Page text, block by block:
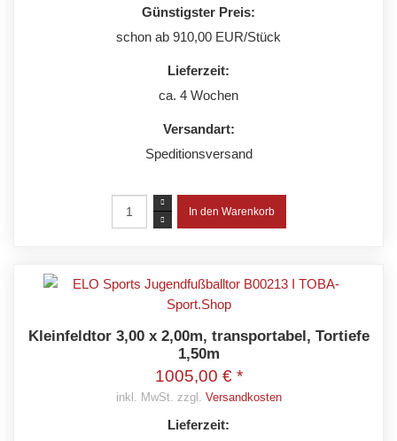
Günstigster Preis:
schon ab 910,00 EUR/Stück
Lieferzeit:
ca. 4 Wochen
Versandart:
Speditionsversand
Kleinfeldtor 3,00 x 2,00m, transportabel, Tortiefe
1,50m
1005,00 € *
inkl. MwSt. zzgl. Versandkosten
Lieferzeit: